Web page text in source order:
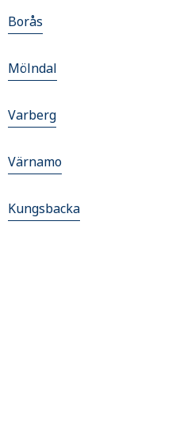
Borås
Mölndal
Varberg
Värnamo
Kungsbacka